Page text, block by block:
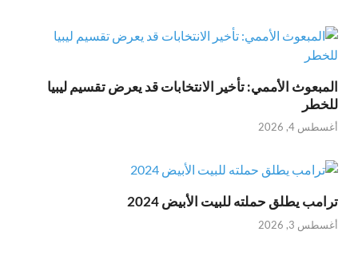
المبعوث الأممي: تأخير الانتخابات قد يعرض تقسيم ليبيا
للخطر
أغسطس 4, 2026
ترامب يطلق حملته للبيت الأبيض 2024
أغسطس 3, 2026